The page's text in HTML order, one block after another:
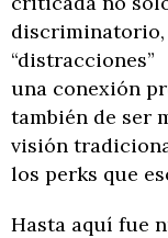
discriminatorio,
“distracciones”
una conexión
también de ser
visión
los perks que
Hasta aquí fue